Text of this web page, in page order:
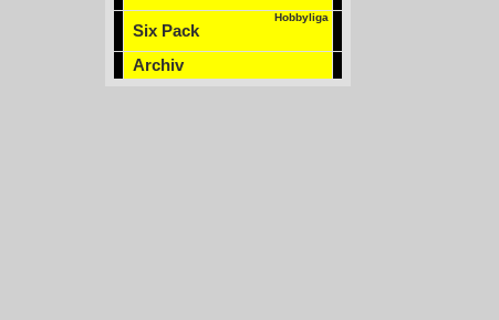
Hobbyliga
Six Pack
Archiv